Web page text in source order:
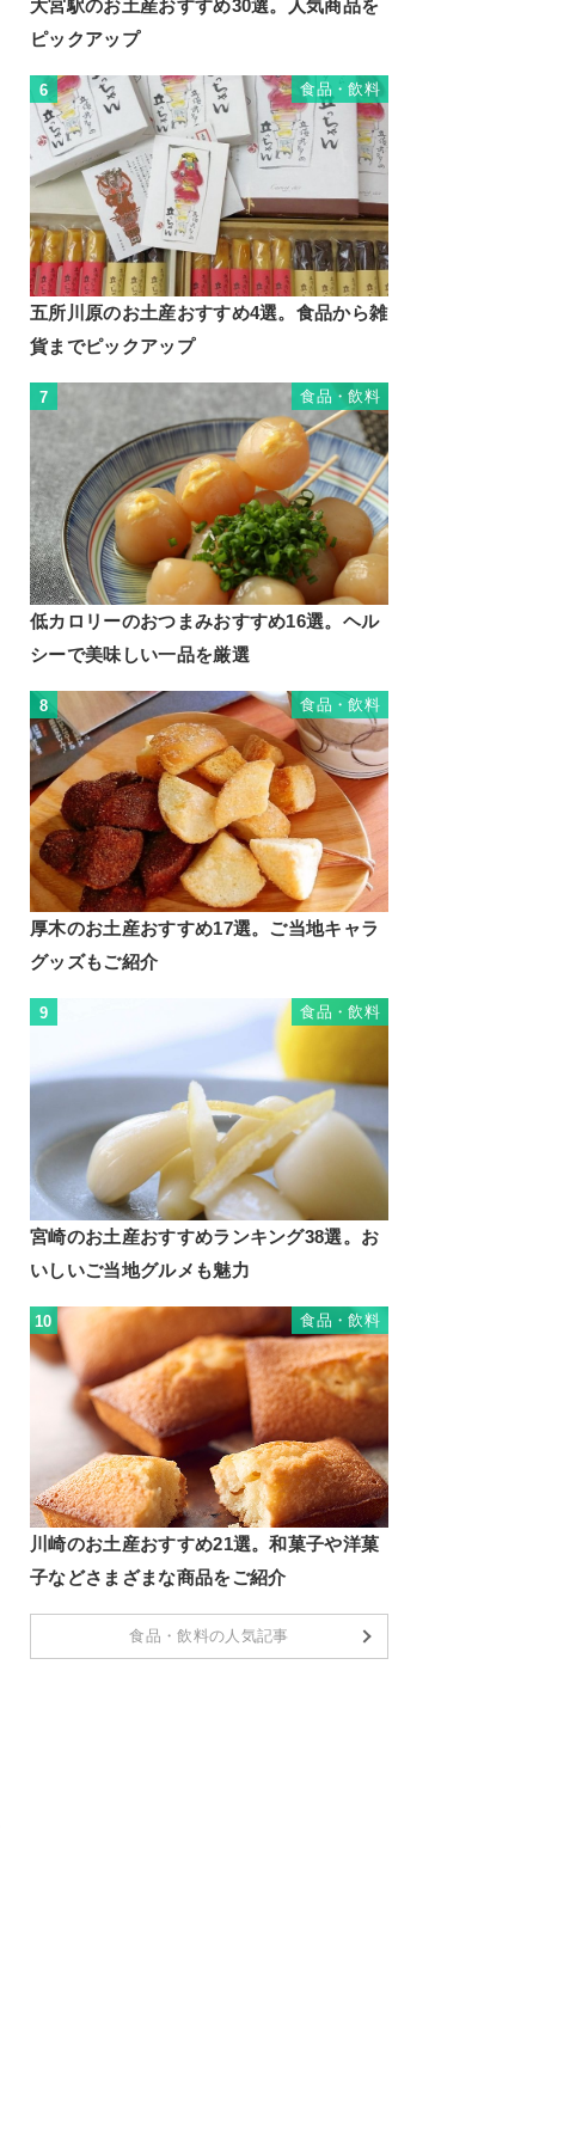
大宮駅のお土産おすすめ30選。人気商品を
ピックアップ
6 食品・飲料
五所川原のお土産おすすめ4選。食品から雑
貨までピックアップ
7 食品・飲料
低カロリーのおつまみおすすめ16選。ヘル
シーで美味しい一品を厳選
8 食品・飲料
厚木のお土産おすすめ17選。ご当地キャラ
グッズもご紹介
9 食品・飲料
宮崎のお土産おすすめランキング38選。お
いしいご当地グルメも魅力
10 食品・飲料
川崎のお土産おすすめ21選。和菓子や洋菓
子などさまざまな商品をご紹介
食品・飲料の人気記事